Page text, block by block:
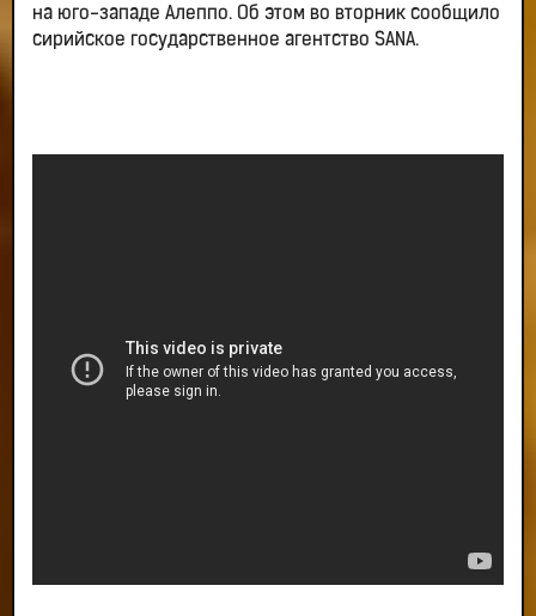
на юго-западе Алеппо. Об этом во вторник сообщило
сирийское государственное агентство SANA.